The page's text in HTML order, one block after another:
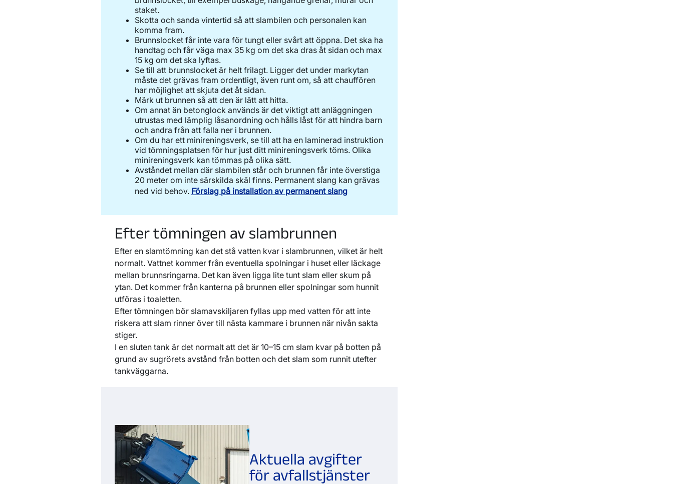
staket.
Skotta och sanda vintertid så att slambilen och personalen kan
komma fram.
Brunnslocket får inte vara för tungt eller svårt att öppna. Det ska ha
handtag och får väga max 35 kg om det ska dras åt sidan och max
15 kg om det ska lyftas.
Se till att brunnslocket är helt frilagt. Ligger det under markytan
måste det grävas fram ordentligt, även runt om, så att chauffören
har möjlighet att skjuta det åt sidan.
Märk ut brunnen så att den är lätt att hitta.
Om annat än betonglock används är det viktigt att anläggningen
utrustas med lämplig låsanordning och hålls låst för att hindra barn
och andra från att falla ner i brunnen.
Om du har ett minireningsverk, se till att ha en laminerad instruktion
vid tömningsplatsen för hur just ditt minireningsverk töms. Olika
minireningsverk kan tömmas på olika sätt.
Avståndet mellan där slambilen står och brunnen får inte överstiga
20 meter om inte särskilda skäl finns. Permanent slang kan grävas
ned vid behov. Förslag på installation av permanent slang
Efter tömningen av slambrunnen
Efter en slamtömning kan det stå vatten kvar i slambrunnen, vilket är helt
normalt. Vattnet kommer från eventuella spolningar i huset eller läckage
mellan brunnsringarna. Det kan även ligga lite tunt slam eller skum på
ytan. Det kommer från kanterna på brunnen eller spolningar som hunnit
utföras i toaletten.
Efter tömningen bör slamavskiljaren fyllas upp med vatten för att inte
riskera att slam rinner över till nästa kammare i brunnen när nivån sakta
stiger.
I en sluten tank är det normalt att det är 10–15 cm slam kvar på botten på
grund av sugrörets avstånd från botten och det slam som runnit utefter
tankväggarna.
Aktuella avgifter
för avfallstjänster